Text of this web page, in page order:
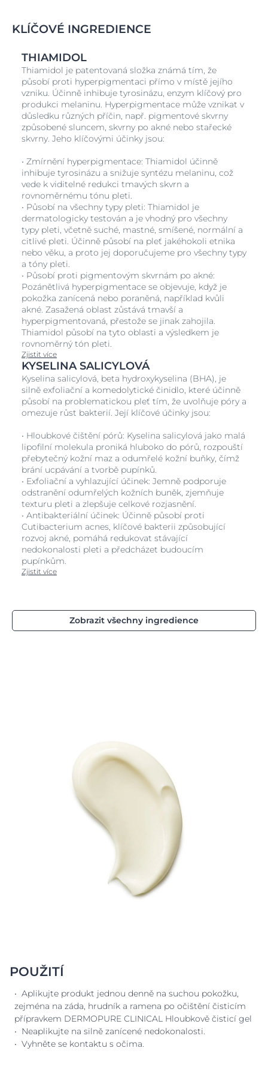
KLÍČOVÉ INGREDIENCE
THIAMIDOL
Thiamidol je patentovaná složka známá tím, že
působí proti hyperpigmentaci přímo v místě jejího
vzniku. Účinně inhibuje tyrosinázu, enzym klíčový pro
produkci melaninu. Hyperpigmentace může vznikat v
důsledku různých příčin, např. pigmentové skvrny
způsobené sluncem, skvrny po akné nebo stařecké
skvrny. Jeho klíčovými účinky jsou:
• Zmírnění hyperpigmentace: Thiamidol účinně
inhibuje tyrosinázu a snižuje syntézu melaninu, což
vede k viditelné redukci tmavých skvrn a
rovnoměrnému tónu pleti.
• Působí na všechny typy pleti: Thiamidol je
dermatologicky testován a je vhodný pro všechny
typy pleti, včetně suché, mastné, smíšené, normální a
citlivé pleti. Účinně působí na pleť jakéhokoli etnika
nebo věku, a proto jej doporučujeme pro všechny typy
a tóny pleti.
• Působí proti pigmentovým skvrnám po akné:
Pozánětlivá hyperpigmentace se objevuje, když je
pokožka zanícená nebo poraněná, například kvůli
akné. Zasažená oblast zůstává tmavší a
hyperpigmentovaná, přestože se jinak zahojila.
Thiamidol působí na tyto oblasti a výsledkem je
rovnoměrný tón pleti.
Zjistit více
KYSELINA SALICYLOVÁ
Kyselina salicylová, beta hydroxykyselina (BHA), je
silně exfoliační a komedolytické činidlo, které účinně
působí na problematickou pleť tím, že uvolňuje póry a
omezuje růst bakterií. Její klíčové účinky jsou:
• Hloubkové čištění pórů: Kyselina salicylová jako malá
lipofilní molekula proniká hluboko do pórů, rozpouští
přebytečný kožní maz a odumřelé kožní buňky, čímž
brání ucpávání a tvorbě pupínků.
• Exfoliační a vyhlazující účinek: Jemně podporuje
odstranění odumřelých kožních buněk, zjemňuje
texturu pleti a zlepšuje celkové rozjasnění.
• Antibakteriální účinek: Účinně působí proti
Cutibacterium acnes, klíčové bakterii způsobující
rozvoj akné, pomáhá redukovat stávající
nedokonalosti pleti a předcházet budoucím
pupínkům.
Zjistit více
Zobrazit všechny ingredience
POUŽITÍ
• Aplikujte produkt jednou denně na suchou pokožku,
zejména na záda, hrudník a ramena po očištění čisticím
přípravkem DERMOPURE CLINICAL Hloubkově čisticí gel
• Neaplikujte na silně zanícené nedokonalosti.
• Vyhněte se kontaktu s očima.